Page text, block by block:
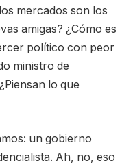
mercados son los
amigas? ¿Cómo es
político con peor
ministro de
lo que
un gobierno
Ah, no, eso